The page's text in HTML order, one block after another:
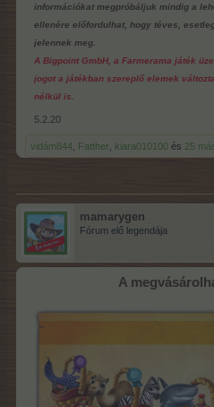
információkat megpróbáljuk mindig a
ellenére előfordulhat, hogy téves,
jelennek meg.
A Bigpoint GmbH, a Farmerama játék
jogot a játékban szereplő elemek
nélkül is.
5.2.20
vidám844 Fatther kiara010100 és 25
mamarygen
Fórum elő legendája
A